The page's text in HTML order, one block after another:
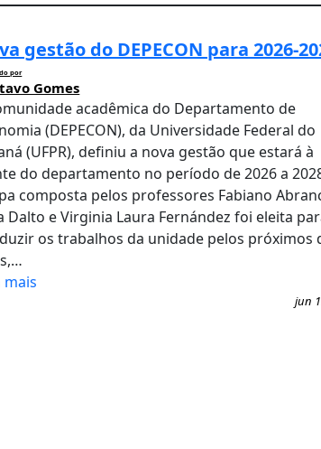
gestão do DEPECON para 2026-
por
Gomes
acadêmica do Departamento de
(DEPECON), da Universidade Federal do
(UFPR), definiu a nova gestão que estará à
do departamento no período de 2026 a
composta pelos professores Fabiano
Dalto e Virginia Laura Fernández foi eleita
os trabalhos da unidade pelos próximos
mais
jun